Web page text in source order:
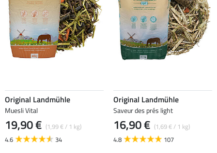
Original Landmühle
Muesli Vital
19,90 € (1,99 € / 1 kg)
4.6
34
Original Landmühle
Saveur des prés light
16,90 € (1,69 € / 1 kg)
4.8
107